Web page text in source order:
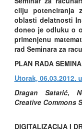
cilju potenciranja
oblasti delatnosti
doneo je odluku o
primenjenu
rad Seminara za
PLAN RADA
Utorak, 06.03.2012.
Dragan Satarić,
Creative Commons
DIGITALIZACIJA I